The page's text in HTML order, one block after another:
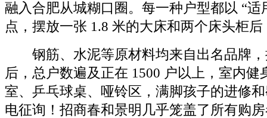
融入合肥从城糊口圈。每一种户型都以 “适
点，摆放一张 1.8 米的大床和两个床头柜
钢筋、水泥等原材料均来自出名品牌，
后，总户数遍及正在 1500 户以上，室内健
室、乒乓球桌、哑铃区，满脚孩子的进修
电征询！招商春和景明几乎笼盖了所有购